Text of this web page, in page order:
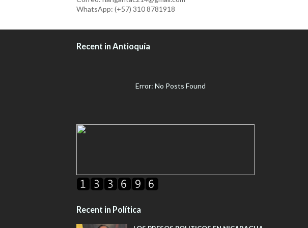
WhatsApp: (+57) 310 8781918
Recent in Antioquía
Error: No Posts Found
Recent in Política